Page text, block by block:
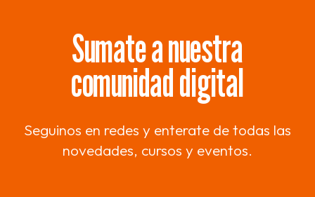
Sumate a nuestra
comunidad digital
Seguinos en redes y enterate de todas las
novedades, cursos y eventos.